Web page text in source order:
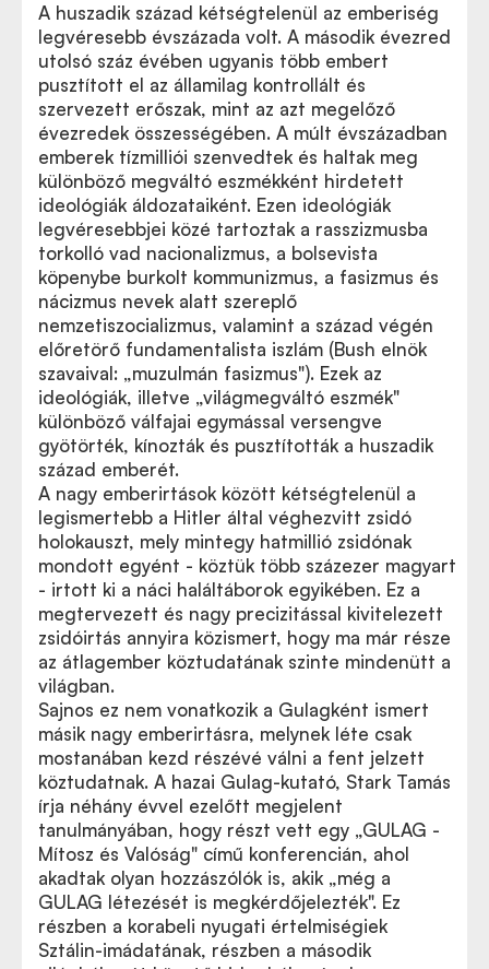
A huszadik század kétségtelenül az emberiség
legvéresebb évszázada volt. A második évezred
utolsó száz évében ugyanis több embert
pusztított el az államilag kontrollált és
szervezett erőszak, mint az azt megelőző
évezredek összességében. A múlt évszázadban
emberek tízmilliói szenvedtek és haltak meg
különböző megváltó eszmékként hirdetett
ideológiák áldozataiként. Ezen ideológiák
legvéresebbjei közé tartoztak a rasszizmusba
torkolló vad nacionalizmus, a bolsevista
köpenybe burkolt kommunizmus, a fasizmus és
nácizmus nevek alatt szereplő
nemzetiszocializmus, valamint a század végén
előretörő fundamentalista iszlám (Bush elnök
szavaival: „muzulmán fasizmus"). Ezek az
ideológiák, illetve „világmegváltó eszmék"
különböző válfajai egymással versengve
gyötörték, kínozták és pusztították a huszadik
század emberét.
A nagy emberirtások között kétségtelenül a
legismertebb a Hitler által véghezvitt zsidó
holokauszt, mely mintegy hatmillió zsidónak
mondott egyént - köztük több százezer magyart
- irtott ki a náci haláltáborok egyikében. Ez a
megtervezett és nagy precizitással kivitelezett
zsidóirtás annyira közismert, hogy ma már része
az átlagember köztudatának szinte mindenütt a
világban.
Sajnos ez nem vonatkozik a Gulagként ismert
másik nagy emberirtásra, melynek léte csak
mostanában kezd részévé válni a fent jelzett
köztudatnak. A hazai Gulag-kutató, Stark Tamás
írja néhány évvel ezelőtt megjelent
tanulmányában, hogy részt vett egy „GULAG -
Mítosz és Valóság" című konferencián, ahol
akadtak olyan hozzászólók is, akik „még a
GULAG létezését is megkérdőjelezték". Ez
részben a korabeli nyugati értelmiségiek
Sztálin-imádatának, részben a második